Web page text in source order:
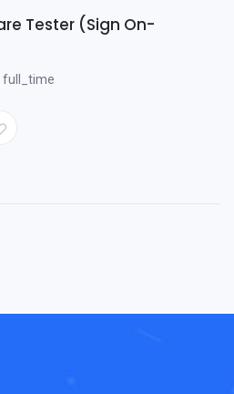
Tester (Sign On-
full_time